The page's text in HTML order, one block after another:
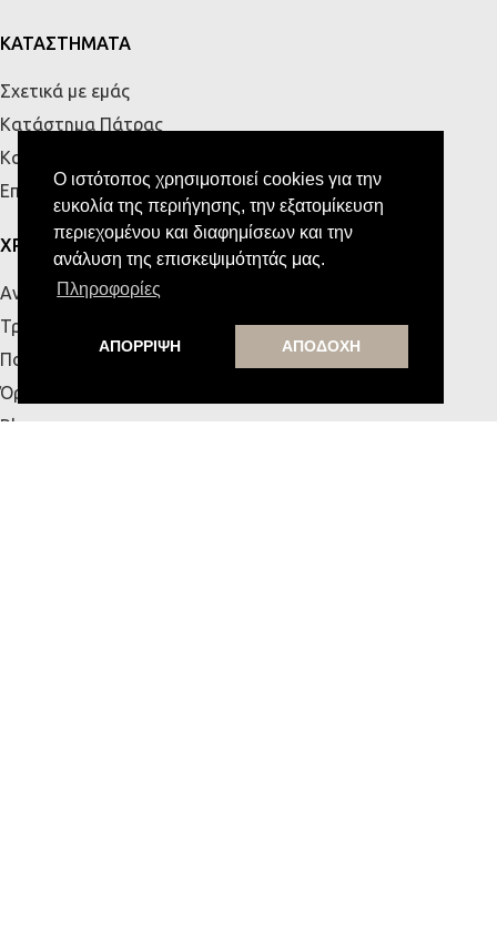
Ο ιστότοπος χρησιμοποιεί cookies για την
ευκολία της περιήγησης, την εξατομίκευση
περιεχομένου και διαφημίσεων και την
ανάλυση της επισκεψιμότητάς μας.
Πληροφορίες
ΑΠΟΡΡΙΨΗ ΑΠΟΔΟΧΗ
ΚΑΤΑΣΤΗΜΑΤΑ
Σχετικά με εμάς
Κατάστημα Πάτρας
Κατάστημα Κρήτης
Επικοινωνία
ΧΡΗΣΙΜΑ
Αναζήτηση Παραγγελίας
Τρόποι Αποστολής & Πληρωμής
Πολιτική Απορρήτου
Όροι Χρήσης
Blog